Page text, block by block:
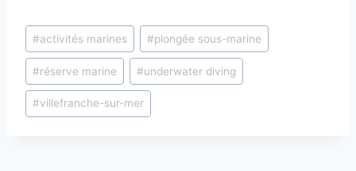
Étiquettes
de
la
publication :
#activités marines #plongée sous-marine
#réserve marine #underwater diving
#villefranche-sur-mer